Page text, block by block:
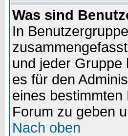
Was sind
In
und jeder Gruppe
es für den
eines
Forum zu geben
Nach oben